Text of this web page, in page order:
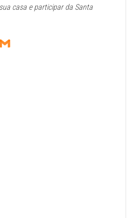
casa e participar da Santa
X